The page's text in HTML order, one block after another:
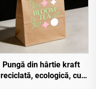
Pungă din hârtie kraft
reciclată, ecologică, cu